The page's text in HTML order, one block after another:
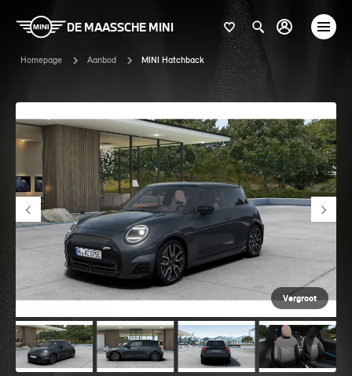
DE MAASSCHE MINI
Homepage Aanbod MINI Hatchback
Vergroot